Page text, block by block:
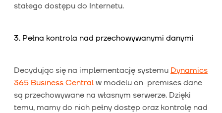
stałego dostępu do Internetu.
3. Pełna kontrola nad przechowywanymi danymi
Decydując się na implementację systemu Dynamics
365 Business Centralw modelu on-premises dane
są przechowywane na własnym serwerze. Dzięki
temu, mamy do nich pełny dostęp oraz kontrolę nad